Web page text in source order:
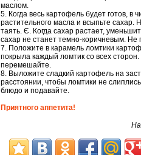
маслом.
5. Когда весь картофель будет готов, в
растительного масла и всыпьте сахар.
таять. Є. Когда сахар растает,
сахар не станет темно-коричневым.
7. Положите в карамель ломтики
покрыла каждый ломтик со всех
перемешайте.
8. Выложите сладкий картофель на
расстоянии, чтобы ломтики не
блюдо и подавайте.
Приятного аппетита!